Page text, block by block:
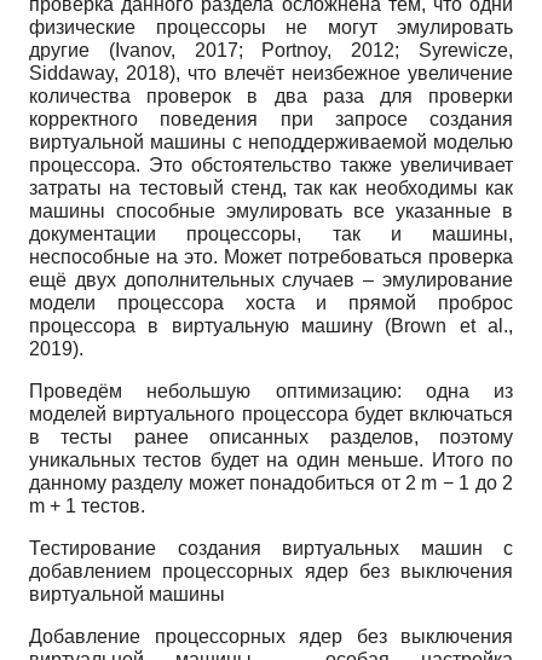
проверка данного раздела осложнена тем, что одни
физические процессоры не могут эмулировать
другие (Ivanov, 2017; Portnoy, 2012; Syrewicze,
Siddaway, 2018), что влечёт неизбежное увеличение
количества проверок в два раза для проверки
корректного поведения при запросе создания
виртуальной машины с неподдерживаемой моделью
процессора. Это обстоятельство также увеличивает
затраты на тестовый стенд, так как необходимы как
машины способные эмулировать все указанные в
документации процессоры, так и машины,
неспособные на это. Может потребоваться проверка
ещё двух дополнительных случаев – эмулирование
модели процессора хоста и прямой проброс
процессора в виртуальную машину (Brown et al.,
2019).
Проведём небольшую оптимизацию: одна из
моделей виртуального процессора будет включаться
в тесты ранее описанных разделов, поэтому
уникальных тестов будет на один меньше. Итого по
данному разделу может понадобиться от 2 m − 1 до 2
m + 1 тестов.
Тестирование создания виртуальных машин с
добавлением процессорных ядер без выключения
виртуальной машины
Добавление процессорных ядер без выключения